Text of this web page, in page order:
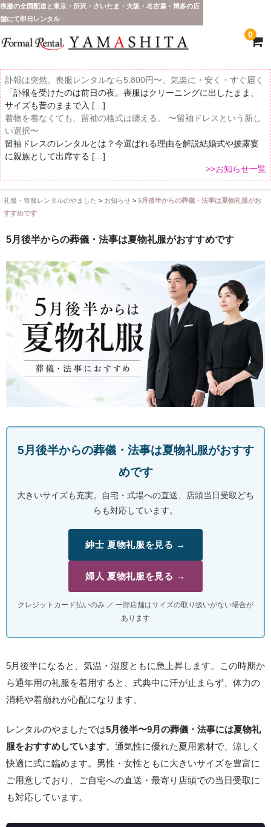
喪服の全国配送と東京・所沢・さいたま・大阪・名古屋・博多の店
舗にて即日レンタル
0
訃報は突然。喪服レンタルなら5,800円〜、気楽に・安く・すぐ届く
「訃報を受けたのは前日の夜。喪服はクリーニングに出したまま、
サイズも昔のままで入 […]
着物を着なくても、留袖の格式は纏える。 〜留袖ドレスという新し
い選択〜
留袖ドレスのレンタルとは？今選ばれる理由を解説結婚式や披露宴
に親族として出席する […]
>>お知らせ一覧
ホーム
全 国 配 送
東京即日バイク便
配送・お支払い方法
ご注文の流れ
よくあるご質問
礼服・喪服レンタルのやました > お知らせ> 5月後半からの葬儀・法事は夏物礼服がお
すすめです
5月後半からの葬儀・法事は夏物礼服がおすすめです
5月後半からの葬儀・法事は夏物礼服がおすす
めです
大きいサイズも充実。自宅・式場への直送、店頭当日受取どち
らも対応しています。
紳士 夏物礼服を見る →
婦人 夏物礼服を見る →
クレジットカード払いのみ ／ 一部店舗はサイズの取り扱いがない場合が
あります
5月後半になると、気温・湿度ともに急上昇します。この時期か
ら通年用の礼服を着用すると、式典中に汗が止まらず、体力の
消耗や着崩れが心配になります。
レンタルのやましたでは5月後半〜9月の葬儀・法事には夏物礼
服をおすすめしています。通気性に優れた夏用素材で、涼しく
快適に式に臨めます。男性・女性ともに大きいサイズを豊富に
ご用意しており、ご自宅への直送・最寄り店頭での当日受取に
も対応しています。